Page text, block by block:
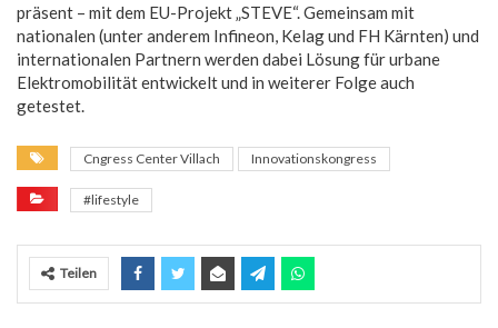
präsent – mit dem EU-Projekt „STEVE“. Gemeinsam mit
nationalen (unter anderem Infineon, Kelag und FH Kärnten) und
internationalen Partnern werden dabei Lösung für urbane
Elektromobilität entwickelt und in weiterer Folge auch
getestet.
Cngress Center Villach Innovationskongress
#lifestyle
Teilen